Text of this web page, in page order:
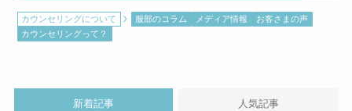
カウンセリングについて 服部のコラム メディア情報
お客さまの声
カウンセリングって？
新着記事 人気記事